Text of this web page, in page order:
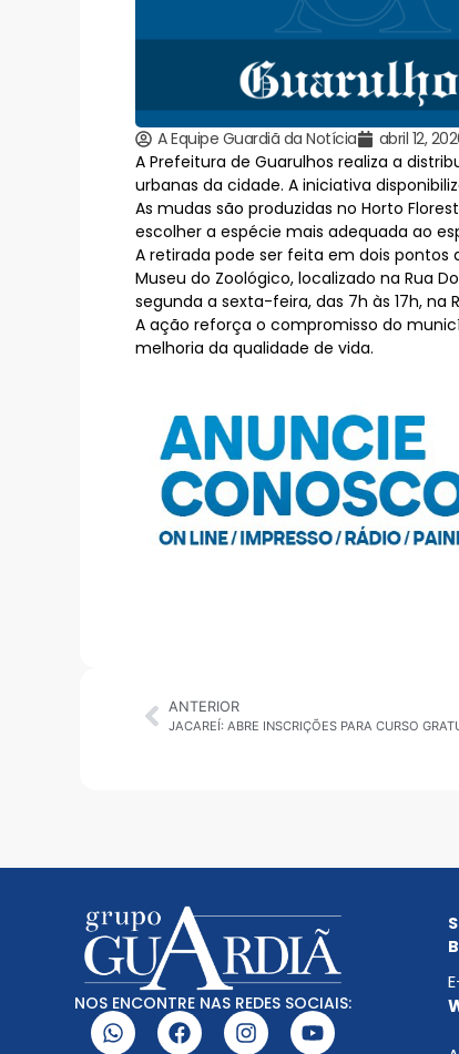
A Equipe Guardiã da Notícia abril 12,
A Prefeitura de Guarulhos realiza a
urbanas da cidade. A iniciativa
As mudas são produzidas no Horto
escolher a espécie mais adequada ao
A retirada pode ser feita em dois pontos
Museu do Zoológico, localizado na Rua
segunda a sexta-feira, das 7h às 17h, na
A ação reforça o compromisso do
melhoria da qualidade de vida.
ANTERIOR
NOS ENCONTRE NAS REDES SOCIAIS: